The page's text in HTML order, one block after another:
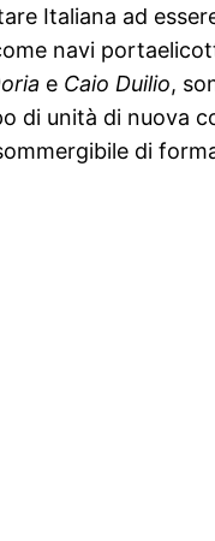
Italiana ad
navi
e Caio Duilio,
di unità di nuova
di